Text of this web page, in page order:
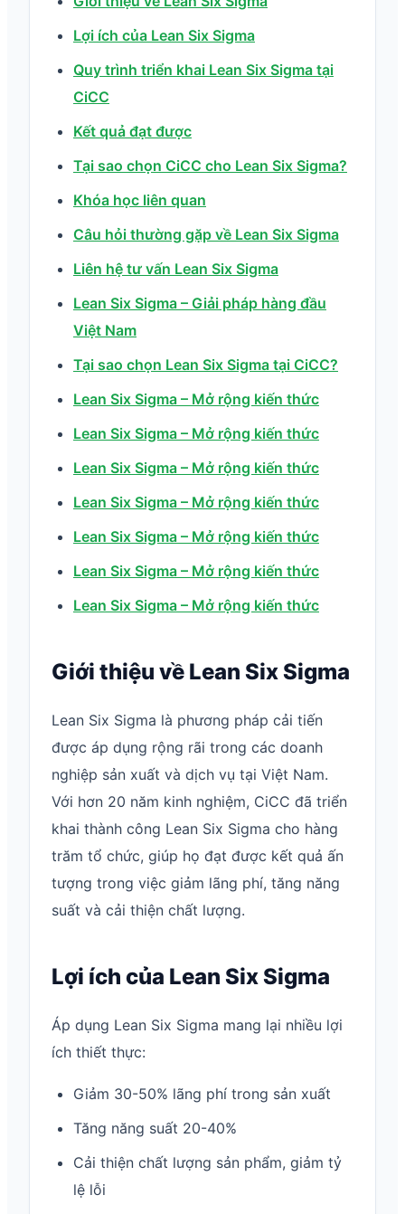
Lợi ích của Lean Six Sigma
Quy trình triển khai Lean Six Sigma tại
CiCC
Kết quả đạt được
Tại sao chọn CiCC cho Lean Six Sigma?
Khóa học liên quan
Câu hỏi thường gặp về Lean Six Sigma
Liên hệ tư vấn Lean Six Sigma
Lean Six Sigma – Giải pháp hàng đầu
Việt Nam
Tại sao chọn Lean Six Sigma tại CiCC?
Lean Six Sigma – Mở rộng kiến thức
Lean Six Sigma – Mở rộng kiến thức
Lean Six Sigma – Mở rộng kiến thức
Lean Six Sigma – Mở rộng kiến thức
Lean Six Sigma – Mở rộng kiến thức
Lean Six Sigma – Mở rộng kiến thức
Lean Six Sigma – Mở rộng kiến thức
Giới thiệu về Lean Six Sigma
Lean Six Sigma là phương pháp cải tiến
được áp dụng rộng rãi trong các doanh
nghiệp sản xuất và dịch vụ tại Việt Nam.
Với hơn 20 năm kinh nghiệm, CiCC đã triển
khai thành công Lean Six Sigma cho hàng
trăm tổ chức, giúp họ đạt được kết quả ấn
tượng trong việc giảm lãng phí, tăng năng
suất và cải thiện chất lượng.
Lợi ích của Lean Six Sigma
Áp dụng Lean Six Sigma mang lại nhiều lợi
ích thiết thực:
Giảm 30-50% lãng phí trong sản xuất
Tăng năng suất 20-40%
Cải thiện chất lượng sản phẩm, giảm tỷ
lệ lỗi